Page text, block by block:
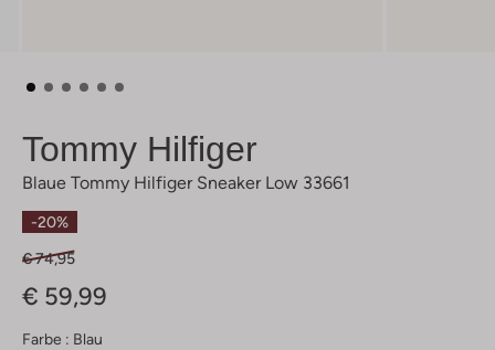
Tommy Hilfiger
Blaue Tommy Hilfiger Sneaker Low 33661
-20%
€ 74,95
€ 59,99
Farbe : Blau